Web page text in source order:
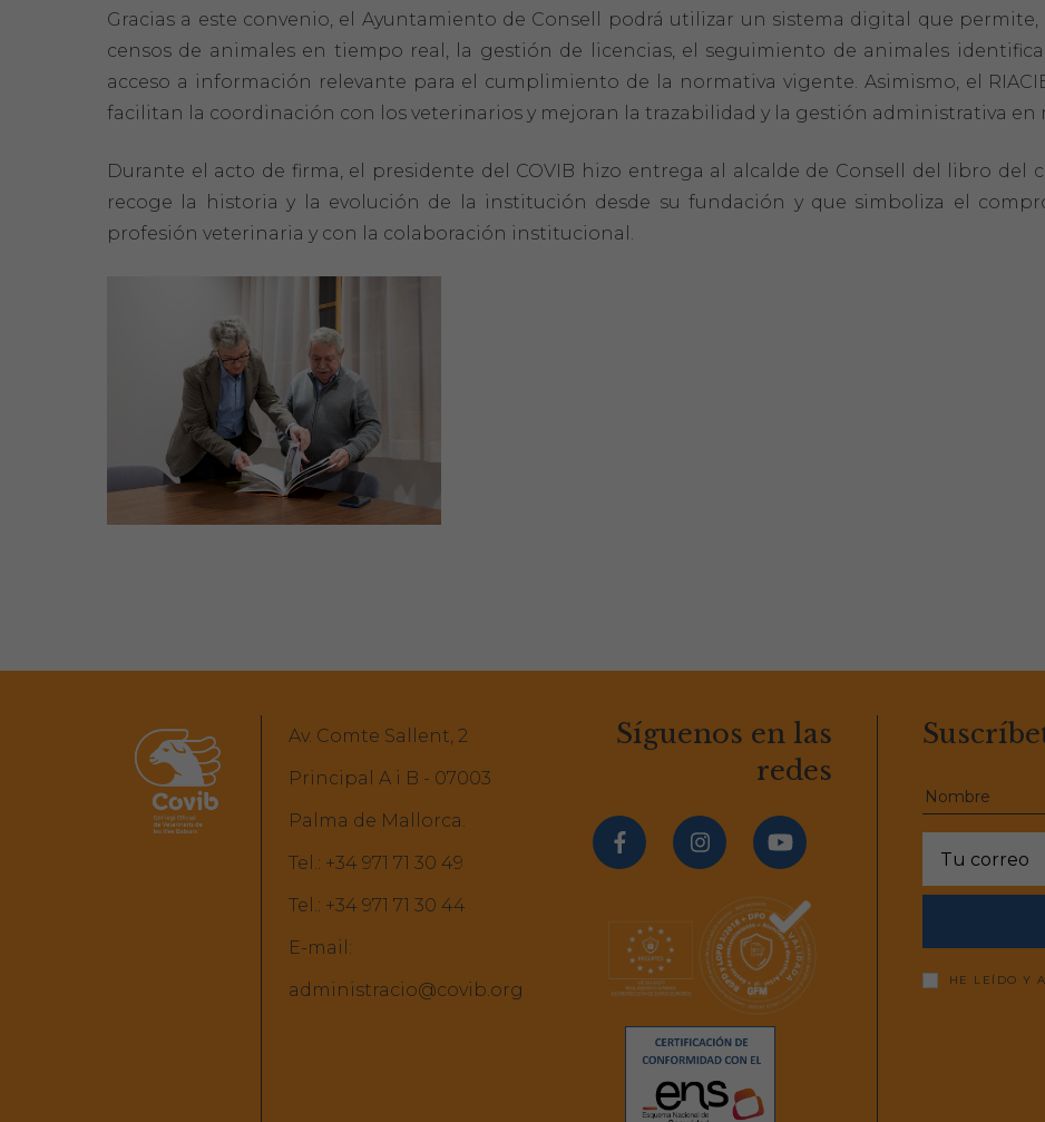
Gracias a este convenio, el Ayuntamiento de Consell podrá utilizar un sistema digital que
censos de animales en tiempo real, la gestión de licencias, el seguimiento de animales
acceso a información relevante para el cumplimiento de la normativa vigente. Asimismo, el
facilitan la coordinación con los veterinarios y mejoran la trazabilidad y la gestión administrativa en
Durante el acto de firma, el presidente del COVIB hizo entrega al alcalde de Consell del libro del
recoge la historia y la evolución de la institución desde su fundación y que simboliza el
profesión veterinaria y con la colaboración institucional.
Av. Comte Sallent, 2
Principal A i B - 07003
Palma de Mallorca.
Tel.: +34 971 71 30 49
Tel.: +34 971 71 30 44
E-mail:
administracio@covib.org
Síguenos en las
redes
HE LEÍDO Y